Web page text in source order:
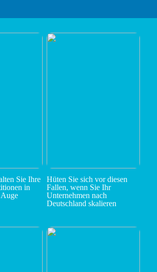
Sie Ihre
in
Hüten Sie sich vor diesen
Fallen, wenn Sie Ihr
Unternehmen nach
Deutschland skalieren